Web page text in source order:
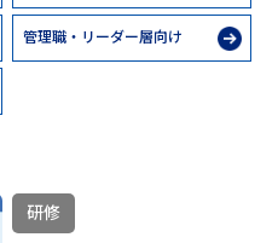
管理職・リーダー層向け
研修